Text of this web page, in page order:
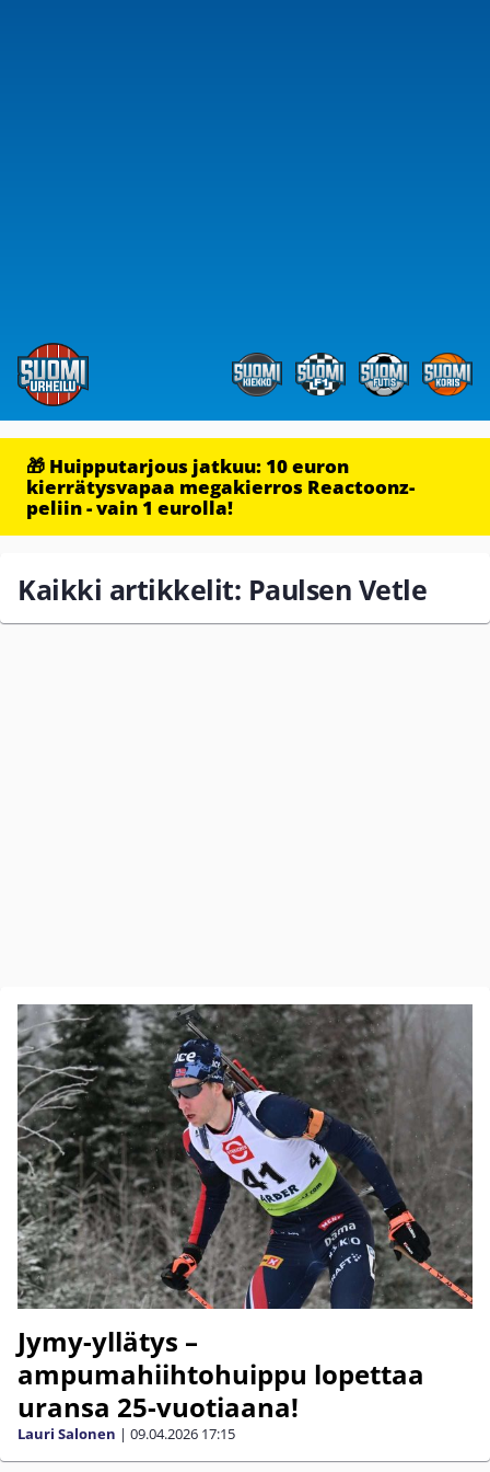
🎁 Huipputarjous jatkuu: 10 euron
kierrätysvapaa megakierros Reactoonz-
peliin - vain 1 eurolla!
Kaikki artikkelit: Paulsen Vetle
Jymy-yllätys –
ampumahiihtohuippu lopettaa
uransa 25-vuotiaana!
Lauri Salonen | 09.04.2026 17:15